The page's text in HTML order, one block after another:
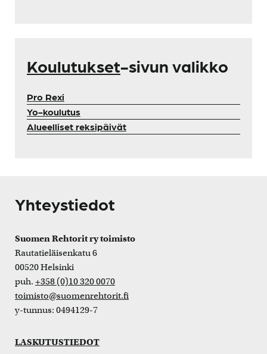
Koulutukset-sivun valikko
Pro Rexi
Yo-koulutus
Alueelliset reksipäivät
Yhteystiedot
Suomen Rehtorit ry toimisto
Rautatieläisenkatu 6
00520 Helsinki
puh. +358 (0)10 320 0070
toimisto@suomenrehtorit.fi
y-tunnus: 0494129-7
LASKUTUSTIEDOT